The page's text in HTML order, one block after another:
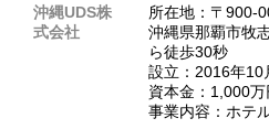
沖縄UDS株
式会社
所在地：〒900-
沖縄県那覇市牧
ら徒歩30秒
設立：2016年10
資本金：1,000万
事業内容：ホテ